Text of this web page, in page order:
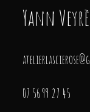
Yann
07 56 99 27 45